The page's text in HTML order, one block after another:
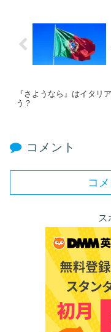
『さようなら』はイタリ
う？
コメント
コ
ス